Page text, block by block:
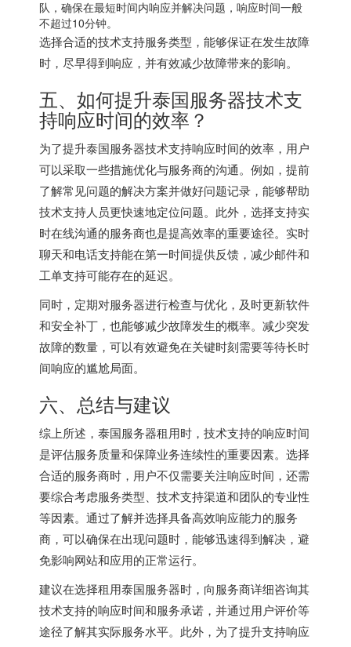
队，确保在最短时间内响应并解决问题，响应时间一般
不超过10分钟。
选择合适的技术支持服务类型，能够保证在发生故障
时，尽早得到响应，并有效减少故障带来的影响。
五、如何提升泰国服务器技术支
持响应时间的效率？
为了提升泰国服务器技术支持响应时间的效率，用户
可以采取一些措施优化与服务商的沟通。例如，提前
了解常见问题的解决方案并做好问题记录，能够帮助
技术支持人员更快速地定位问题。此外，选择支持实
时在线沟通的服务商也是提高效率的重要途径。实时
聊天和电话支持能在第一时间提供反馈，减少邮件和
工单支持可能存在的延迟。
同时，定期对服务器进行检查与优化，及时更新软件
和安全补丁，也能够减少故障发生的概率。减少突发
故障的数量，可以有效避免在关键时刻需要等待长时
间响应的尴尬局面。
六、总结与建议
综上所述，泰国服务器租用时，技术支持的响应时间
是评估服务质量和保障业务连续性的重要因素。选择
合适的服务商时，用户不仅需要关注响应时间，还需
要综合考虑服务类型、技术支持渠道和团队的专业性
等因素。通过了解并选择具备高效响应能力的服务
商，可以确保在出现问题时，能够迅速得到解决，避
免影响网站和应用的正常运行。
建议在选择租用泰国服务器时，向服务商详细咨询其
技术支持的响应时间和服务承诺，并通过用户评价等
途径了解其实际服务水平。此外，为了提升支持响应